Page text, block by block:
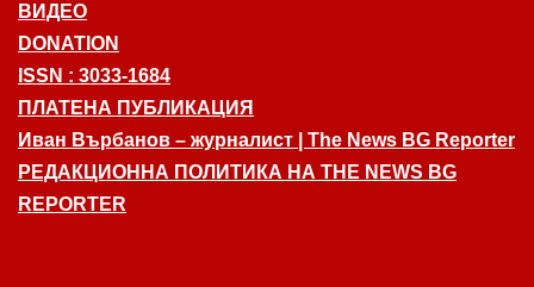
ВИДЕО
DONATION
ISSN : 3033-1684
ПЛАТЕНА ПУБЛИКАЦИЯ
Иван Върбанов – журналист | The News BG Reporter
РЕДАКЦИОННА ПОЛИТИКА НА THE NEWS BG
REPORTER